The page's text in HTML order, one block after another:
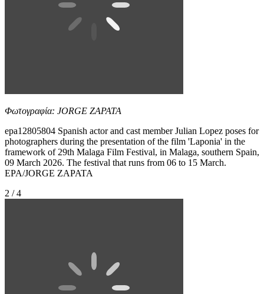
Φωτογραφία: JORGE ZAPATA
epa12805804 Spanish actor and cast member Julian Lopez poses for
photographers during the presentation of the film 'Laponia' in the
framework of 29th Malaga Film Festival, in Malaga, southern Spain,
09 March 2026. The festival that runs from 06 to 15 March.
EPA/JORGE ZAPATA
2 / 4